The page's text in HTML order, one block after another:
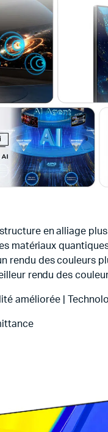
en alliage
matériaux
des couleurs
rendu des
améliorée |